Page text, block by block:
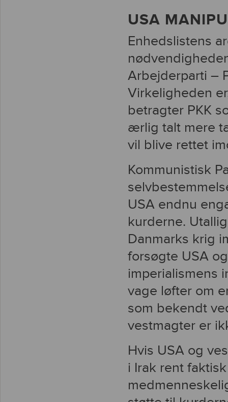
USA
Enhedslistens
Arbejderparti –
Virkeligheden
betragter PKK
ærlig talt mere
vil blive rettet
Kommunistisk
USA endnu
kurderne.
Danmarks krig
forsøgte USA
imperialismens
vage løfter om
som bekendt
vestmagter er
Hvis USA og
i Irak rent